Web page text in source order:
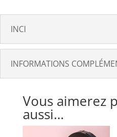
INCI
INFORMATIONS
Vous aimerez
aussi…